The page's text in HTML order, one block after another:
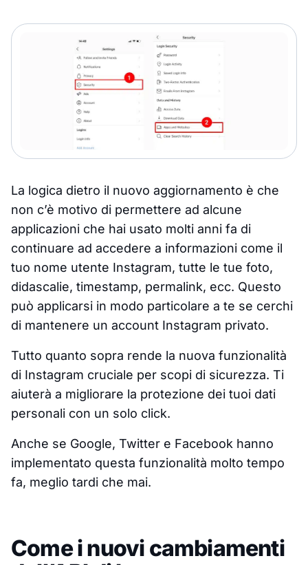
La logica dietro il nuovo aggiornamento è che
non c’è motivo di permettere ad alcune
applicazioni che hai usato molti anni fa di
continuare ad accedere a informazioni come il
tuo nome utente Instagram, tutte le tue foto,
didascalie, timestamp, permalink, ecc. Questo
può applicarsi in modo particolare a te se cerchi
di mantenere un account Instagram privato.
Tutto quanto sopra rende la nuova funzionalità
di Instagram cruciale per scopi di sicurezza. Ti
aiuterà a migliorare la protezione dei tuoi dati
personali con un solo click.
Anche se Google, Twitter e Facebook hanno
implementato questa funzionalità molto tempo
fa, meglio tardi che mai.
Come i nuovi cambiamenti